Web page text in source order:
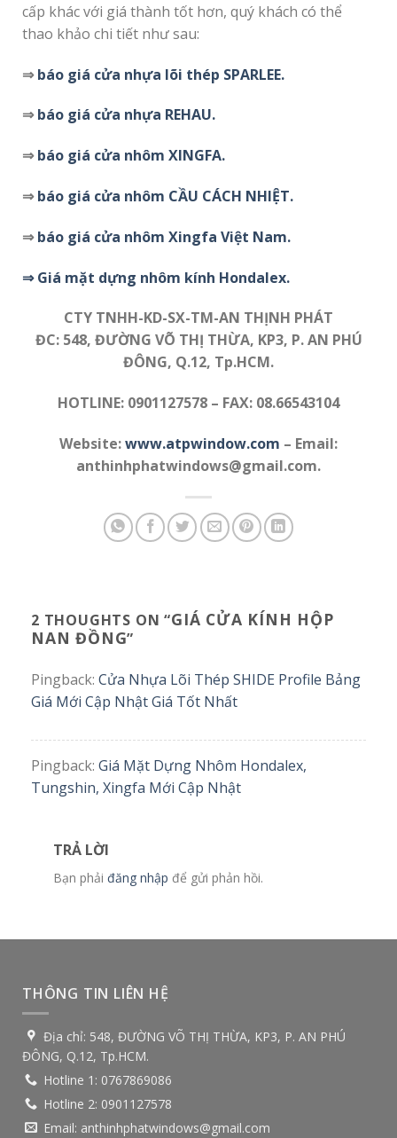
cấp khác với giá thành tốt hơn, quý khách có thể
thao khảo chi tiết như sau:
⇒ báo giá cửa nhựa lõi thép SPARLEE.
⇒ báo giá cửa nhựa REHAU.
⇒ báo giá cửa nhôm XINGFA.
⇒ báo giá cửa nhôm CẦU CÁCH NHIỆT.
⇒ báo giá cửa nhôm Xingfa Việt Nam.
⇒ Giá mặt dựng nhôm kính Hondalex.
CTY TNHH-KD-SX-TM-AN THỊNH PHÁT
ĐC: 548, ĐƯỜNG VÕ THỊ THỪA, KP3, P. AN PHÚ
ĐÔNG, Q.12, Tp.HCM.
HOTLINE: 0901127578 – FAX: 08.66543104
Website:www.atpwindow.com – Email:
anthinhphatwindows@gmail.com.
2 THOUGHTS ON “GIÁ CỬA KÍNH HỘP
NAN ĐỒNG”
Pingback: Cửa Nhựa Lõi Thép SHIDE Profile Bảng
Giá Mới Cập Nhật Giá Tốt Nhất
Pingback: Giá Mặt Dựng Nhôm Hondalex,
Tungshin, Xingfa Mới Cập Nhật
TRẢ LỜI
Bạn phải đăng nhập để gửi phản hồi.
THÔNG TIN LIÊN HỆ
Địa chỉ: 548, ĐƯỜNG VÕ THỊ THỪA, KP3, P. AN PHÚ
ĐÔNG, Q.12, Tp.HCM.
Hotline 1: 0767869086
Hotline 2: 0901127578
Email: anthinhphatwindows@gmail.com